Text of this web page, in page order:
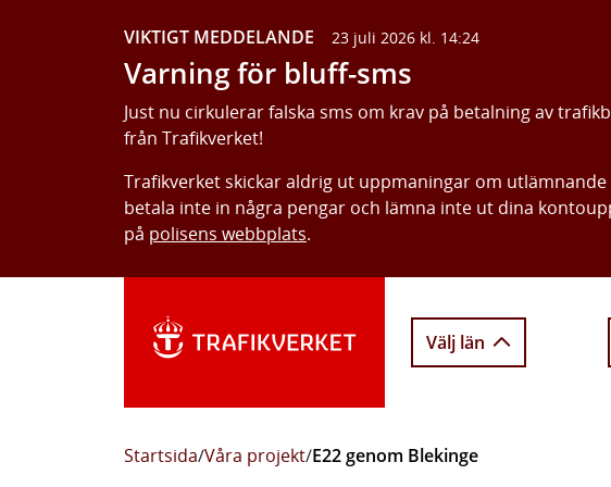
VIKTIGT MEDDELANDE 23 juli 2026 kl. 14:24
Varning för bluff-sms
Just nu cirkulerar falska sms om krav på betalning av
från Trafikverket!
Trafikverket skickar aldrig ut uppmaningar om
betala inte in några pengar och lämna inte ut dina
på polisens webbplats.
Välj län
Startsida/Våra projekt/E22 genom Blekinge